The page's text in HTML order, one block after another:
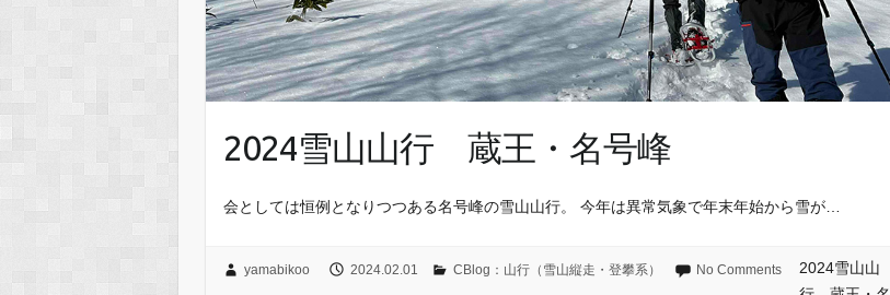
2024雪山山行 蔵王・名号峰
会としては恒例となりつつある名号峰の雪山山行。 今年は異常気象で年末年始から雪が…
yamabikoo 2024.02.01 CBlog：山行（雪山縦走・登攀系） No Comments
2024雪山山